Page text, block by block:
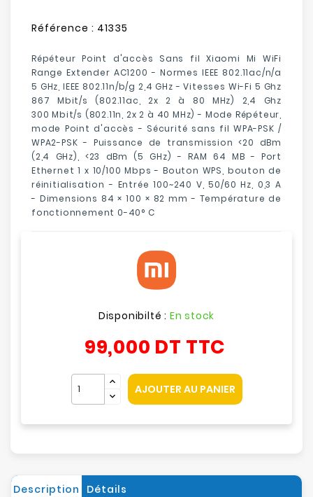
Référence : 41335
Répéteur Point d'accès Sans fil Xiaomi Mi WiFi
Range Extender AC1200 - Normes IEEE 802.11ac/n/a
5 GHz, IEEE 802.11n/b/g 2,4 GHz -Vitesses Wi-Fi 5 Ghz
867 Mbit/s (802.11ac, 2x 2 à 80 MHz) 2,4 Ghz
300 Mbit/s (802.11n, 2x 2 à 40 MHz) - Mode Répéteur,
mode Point d'accès - Sécurité sans fil WPA-PSK /
WPA2-PSK - Puissance de transmission<20 dBm
(2,4 GHz), <23 dBm (5 GHz) -RAM 64 MB - Port
Ethernet 1 x 10/100 Mbps - Bouton WPS, bouton de
réinitialisation - Entrée100~240 V, 50/60 Hz, 0,3 A
- Dimensions 84 × 100 × 82 mm - Température de
fonctionnement0-40° C
Disponibilté : En stock
99,000 DT TTC
AJOUTER AU PANIER
Description Détails